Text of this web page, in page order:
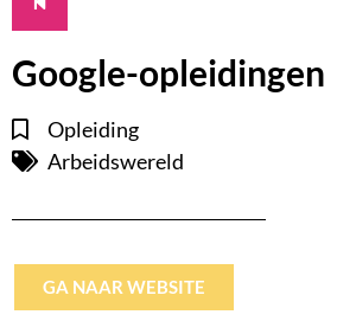
Google-opleidingen
Opleiding
Arbeidswereld
GA NAAR WEBSITE